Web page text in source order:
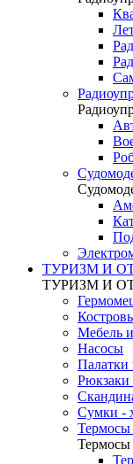
ТУРИЗМ И
ТУРИЗМ И
Мебель
Насосы
Палатки
Рюкзаки
Сумки -
Термосы
Термосы